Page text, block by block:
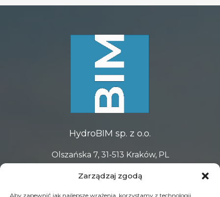
Zarządzaj zgodą
Aby zapewnić jak najlepsze wrażenia, korzystamy z technologii,
HydroBIM sp. z o.o.
Olszańska 7, 31-513 Kraków, PL
NIP: 6783180428